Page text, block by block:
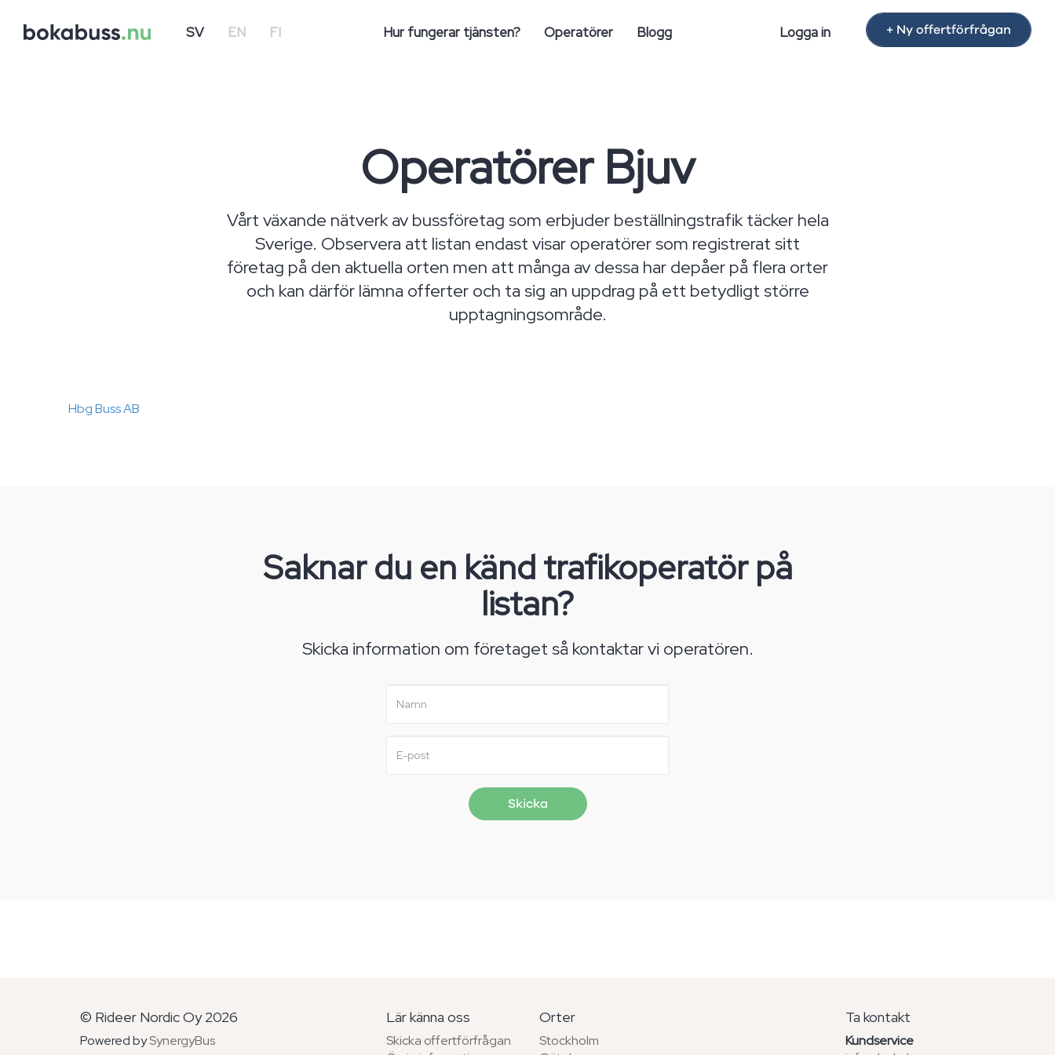
SV EN FI Hur fungerar tjänsten? Operatörer Blogg Logga in + Ny offertförfrågan
Operatörer Bjuv
Vårt växande nätverk av bussföretag som erbjuder beställningstrafik täcker hela
Sverige. Observera att listan endast visar operatörer som registrerat sitt
företag på den aktuella orten men att många av dessa har depåer på flera orter
och kan därför lämna offerter och ta sig an uppdrag på ett betydligt större
upptagningsområde.
Hbg Buss AB
Saknar du en känd trafikoperatör på
listan?
Skicka information om företaget så kontaktar vi operatören.
© Rideer Nordic Oy 2026
Powered bySynergyBus
Lär känna oss
Skicka offertförfrågan
Orter
Stockholm
Ta kontakt
Kundservice